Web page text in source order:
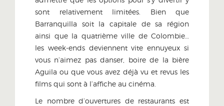
sont relativement limitées. Bien que
Barranquilla soit la capitale de sa région
ainsi que la quatrième ville de Colombie…
les week-ends deviennent vite ennuyeux si
vous n’aimez pas danser, boire de la bière
Aguila ou que vous avez déjà vu et revus les
films qui sont à l’affiche au cinéma.
Le nombre d’ouvertures de restaurants est